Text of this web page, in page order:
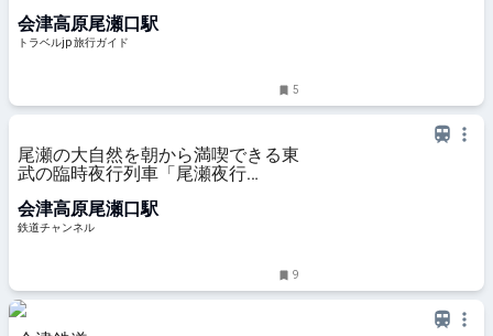
会津高原尾瀬口駅
トラベルjp 旅行ガイド
5
尾瀬の大自然を朝から満喫できる東
武の臨時夜行列車「尾瀬夜行
開始 | 鉄道ニュース | 鉄道チャンネ
ル
会津高原尾瀬口駅
鉄道チャンネル
9